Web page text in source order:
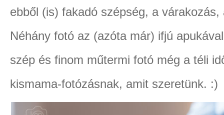
ebből (is) fakadó szépség, a
Néhány fotó az (azóta már) ifjú
szép és finom műtermi fotó még a téli
kismama-fotózásnak, amit szeretünk. :)